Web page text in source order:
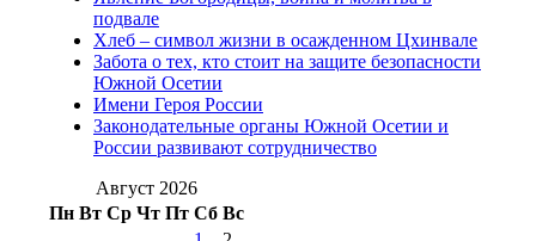
(15)№98 1 августа 2015 г
августа 2016 г(10)№98 5 июля 2014 г(10)
№98 8 августа 2013 г
августа 2012 г(14) №98+99 11 июля
2017 г(9)
№99 4 августа
2016 г(12) №99 8 июля 2014 г
августа 2012 г(11)
подвале
Хлеб – символ жизни в осажденном Цхинвале
Забота о тех, кто стоит на защите безопасности
Южной Осетии
Имени Героя России
Законодательные органы Южной Осетии и
России развивают сотрудничество
Август 2026
Пн Вт Ср Чт Пт Сб Вс